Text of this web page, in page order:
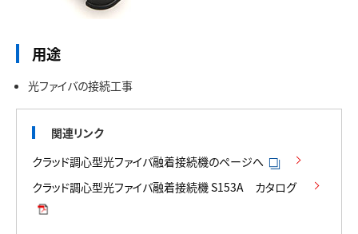
用途
光ファイバの接続工事
関連リンク
クラッド調心型光ファイバ融着接続機のページへ
クラッド調心型光ファイバ融着接続機 S153A カタログ